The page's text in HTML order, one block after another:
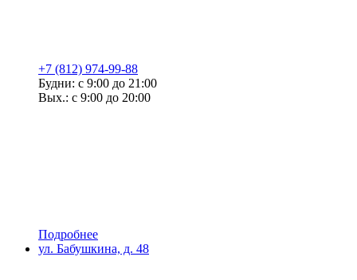
+7 (812) 974-99-88
Будни: с 9:00 до 21:00
Вых.: с 9:00 до 20:00
Подробнее
ул. Бабушкина, д. 48